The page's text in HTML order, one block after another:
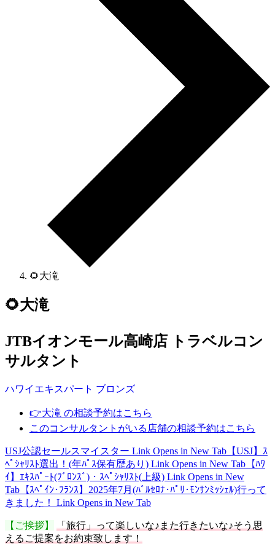
🌻大滝
🌻大滝
JTBイオンモール高崎店 トラベルコン
サルタント
ハワイ エキスパート ブロンズ
👉大滝 の相談予約はこちら
このコンサルタントがいる店舗の相談予約はこちら
USJ公認セールスマイスター Link Opens in New Tab 【USJ】ｽ
ﾍﾟｼｬﾘｽﾄ選出！(年ﾊﾟｽ保有歴あり) Link Opens in New Tab 【ﾊﾜ
ｲ】ｴｷｽﾊﾟｰﾄ(ﾌﾞﾛﾝｽﾞ)・ｽﾍﾟｼｬﾘｽﾄ(上級) Link Opens in New
Tab 【ｽﾍﾟｲﾝ･ﾌﾗﾝｽ】2025年7月(ﾊﾞﾙｾﾛﾅ･ﾊﾟﾘ･ﾓﾝｻﾝﾐｯｼｪﾙ)行って
きました！
Link Opens in New Tab
【ご挨拶】
「旅行」って楽しいな♪また行きたいな♪そう思
えるご提案をお約束致します！